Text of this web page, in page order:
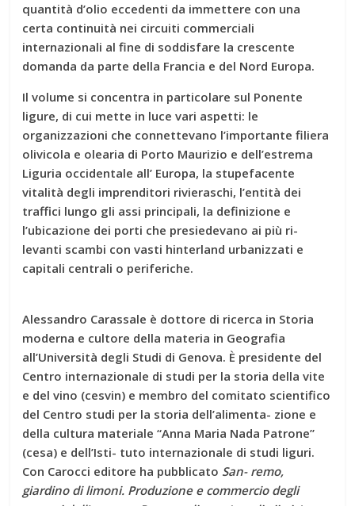
quantità d’olio eccedenti da immettere con una
certa continuità nei circuiti commerciali
internazionali al fine di soddisfare la crescente
domanda da parte della Francia e del Nord Europa.
Il volume si concentra in particolare sul Ponente
ligure, di cui mette in luce vari aspetti: le
organizzazioni che connettevano l’importante filiera
olivicola e olearia di Porto Maurizio e dell’estrema
Liguria occidentale all’ Europa, la stupefacente
vitalità degli imprenditori rivieraschi, l’entità dei
traffici lungo gli assi principali, la definizione e
l’ubicazione dei porti che presiedevano ai più ri-
levanti scambi con vasti hinterland urbanizzati e
capitali centrali o periferiche.
Alessandro Carassale è dottore di ricerca in Storia
moderna e cultore della materia in Geografia
all’Università degli Studi di Genova. È presidente del
Centro internazionale di studi per la storia della vite
e del vino (cesvin) e membro del comitato scientifico
del Centro studi per la storia dell’alimenta- zione e
della cultura materiale “Anna Maria Nada Patrone”
(cesa) e dell’Isti- tuto internazionale di studi liguri.
Con Carocci editore ha pubblicato San- remo,
giardino di limoni. Produzione e commercio degli